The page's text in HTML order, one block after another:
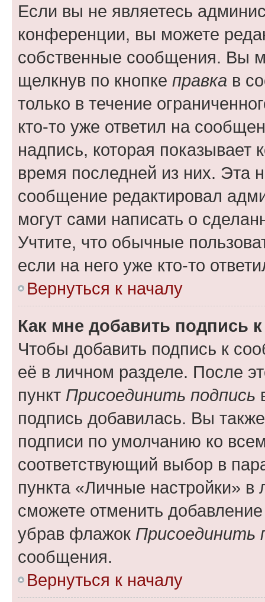
Если вы не являетесь
конференции, вы можете
собственные сообщения. Вы
щелкнув по кнопке правка в
только в течение
кто-то уже ответил на
надпись, которая показывает
время последней из них. Эта
сообщение редактировал
могут сами написать о
Учтите, что обычные
если на него уже кто-то
Вернуться к началу
Как мне добавить подпись
Чтобы добавить подпись к
её в личном разделе. После
пункт Присоединить подпись
подпись добавилась. Вы
подписи по умолчанию ко
соответствующий выбор в
пункта «Личные настройки»
сможете отменить
убрав флажок Присоединить
сообщения.
Вернуться к началу